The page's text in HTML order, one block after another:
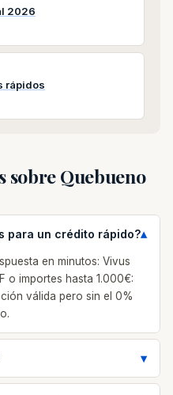
2026
rápidos
sobre Quebueno
para un crédito rápido?
en minutos: Vivus
o importes hasta 1.000€:
válida pero sin el 0%